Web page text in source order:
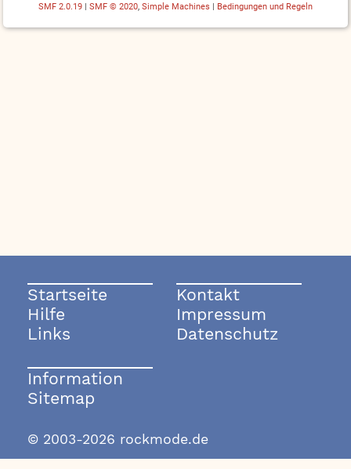
SMF 2.0.19 | SMF © 2020 Simple Machines | Bedingungen und Regeln
Startseite
Hilfe
Links
Kontakt
Impressum
Datenschutz
Information
Sitemap
© 2003-2026 rockmode.de